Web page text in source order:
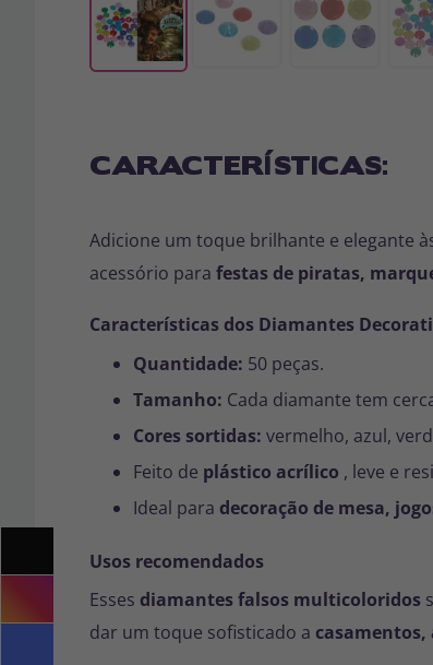
CARACTERÍSTICAS:
Adicione um toque brilhante e elegante
acessório para festas de piratas,
Características dos Diamantes
Quantidade: 50 peças.
Tamanho: Cada diamante tem
Cores sortidas: vermelho, azul,
Feito de plástico acrílico , leve e
Ideal para decoração de mesa,
Usos recomendados
Esses diamantes falsos multicoloridos
dar um toque sofisticado a